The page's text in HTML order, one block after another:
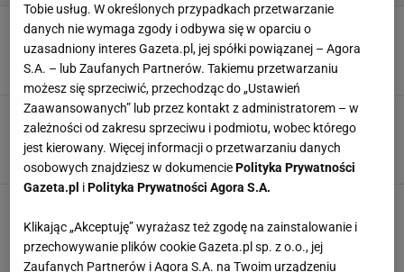
Gerard Pique przekroczył granicę. Teraz
usłyszał wyrok
Paweł Matys,6 MAJA 2026, 23:36
Pique nie mógł przepuścić takiej szansy.
Napisał to od razu po porażce Realu
Piotr Więcławek, 15 STYCZNIA 2026, 10:45
w niej wcześniej mieszkał
Paweł Matys,2 LISTOPADA 2025, 06:40
Tobie usług. W określonych przypadkach przetwarzanie
danych nie wymaga zgody i odbywa się w oparciu o
uzasadniony interes Gazeta.pl, jej spółki powiązanej – Agora
S.A. – lub Zaufanych Partnerów. Takiemu przetwarzaniu
możesz się sprzeciwić, przechodząc do „Ustawień
Zaawansowanych” lub przez kontakt z administratorem – w
zależności od zakresu sprzeciwu i podmiotu, wobec którego
jest kierowany. Więcej informacji o przetwarzaniu danych
osobowych znajdziesz w dokumenciePolityka Prywatności
Gazeta.pl iPolityka Prywatności Agora S.A.
Klikając „Akceptuję” wyrażasz też zgodę na zainstalowanie i
przechowywanie plików cookie Gazeta.pl sp. z o.o., jej
Zaufanych Partnerów i Agora S.A. na Twoim urządzeniu